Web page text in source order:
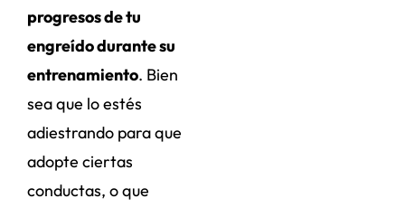
progresos de tu
engreído durante su
entrenamiento. Bien
sea que lo estés
adiestrando para que
adopte ciertas
conductas, o que